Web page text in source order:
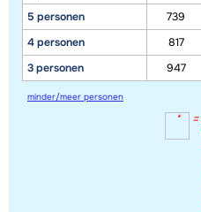
5 personen
4 personen
3 personen
739
817
947
minder/meer personen
* =